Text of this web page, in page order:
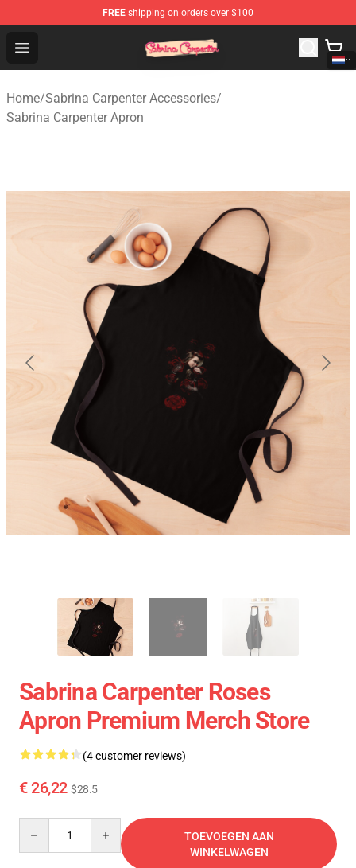
FREE shipping on orders over $100
Open menu
Sabrina Carpenter Shop - Official Sabrina Carpenter
Home/Sabrina Carpenter Accessories/
Sabrina Carpenter Apron
Sabrina Carpenter Roses
Apron Premium Merch Store
(4 customer reviews)
€ 26,22 $28.5
TOEVOEGEN AAN
WINKELWAGEN